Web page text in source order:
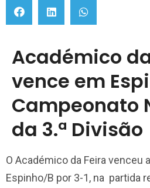
Académico
vence em
Campeonato
da 3.ª Divisão
O Académico da Feira venceu a
Espinho/B por 3-1, na partida